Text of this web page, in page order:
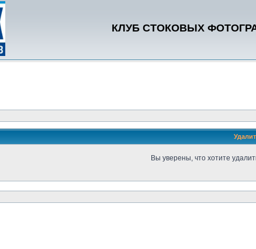
КЛУБ СТОКОВЫХ
Вы уверены, что хотите